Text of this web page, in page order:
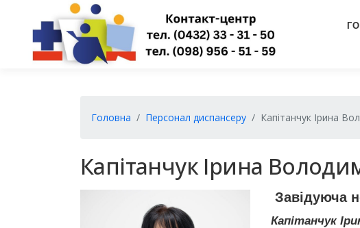
Головна Персонал диспансеру Капітанчук Ірина
Капітанчук Ірина
Завідуюча
Капітанчук